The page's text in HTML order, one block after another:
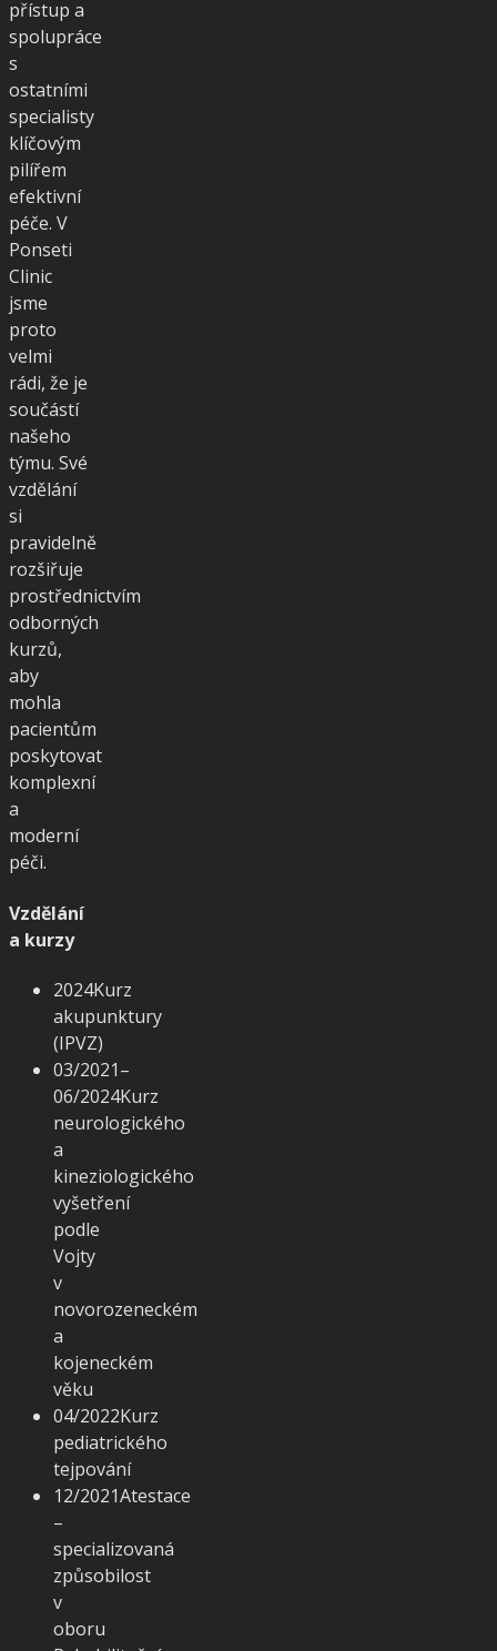
přístup a
spolupráce
s
ostatními
specialisty
klíčovým
pilířem
efektivní
péče. V
Ponseti
Clinic
jsme
proto
velmi
rádi, že je
součástí
našeho
týmu. Své
vzdělání
si
pravidelně
rozšiřuje
prostřednictvím
odborných
kurzů,
aby
mohla
pacientům
poskytovat
komplexní
a
moderní
péči.
Vzdělání
a kurzy
2024Kurz
akupunktury
(IPVZ)
03/2021–
06/2024Kurz
neurologického
a
kineziologického
vyšetření
podle
Vojty
v
novorozeneckém
a
kojeneckém
věku
04/2022Kurz
pediatrického
tejpování
12/2021Atestace
–
specializovaná
způsobilost
v
oboru